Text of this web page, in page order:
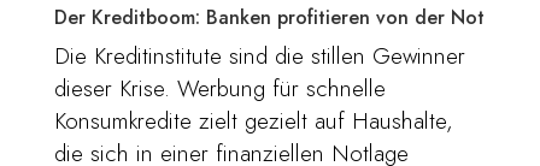
Der Kreditboom: Banken profitieren von der Not
Die Kreditinstitute sind die stillen Gewinner
dieser Krise. Werbung für schnelle
Konsumkredite zielt gezielt auf Haushalte,
die sich in einer finanziellen Notlage